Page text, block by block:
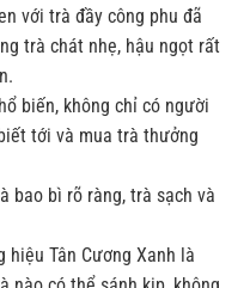
với trà đầy công phu đã
trà chát nhẹ, hậu ngọt rất
biến, không chỉ có người
tới và mua trà thưởng
bao bì rõ ràng, trà sạch và
Tân Cương Xanh là